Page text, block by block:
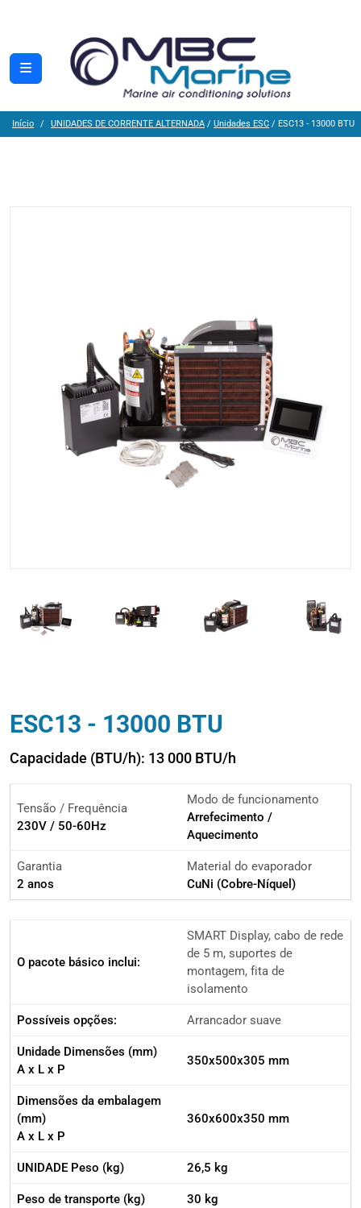
Início UNIDADES DE CORRENTE ALTERNADA / Unidades ESC / ESC13 - 13000 BTU
ESC13 - 13000 BTU
Capacidade (BTU/h): 13 000 BTU/h
Tensão / Frequência
230V / 50-60Hz
Modo de funcionamento
Arrefecimento /
Aquecimento
Garantia
2 anos
Material do evaporador
CuNi (Cobre-Níquel)
O pacote básico inclui:
SMART Display, cabo de rede
de 5 m, suportes de
montagem, fita de
isolamento
Possíveis opções: Arrancador suave
Unidade Dimensões (mm)
A x L x P
350x500x305 mm
Dimensões da embalagem
(mm)
A x L x P
360x600x350 mm
UNIDADE Peso (kg) 26,5 kg
Peso de transporte (kg) 30 kg